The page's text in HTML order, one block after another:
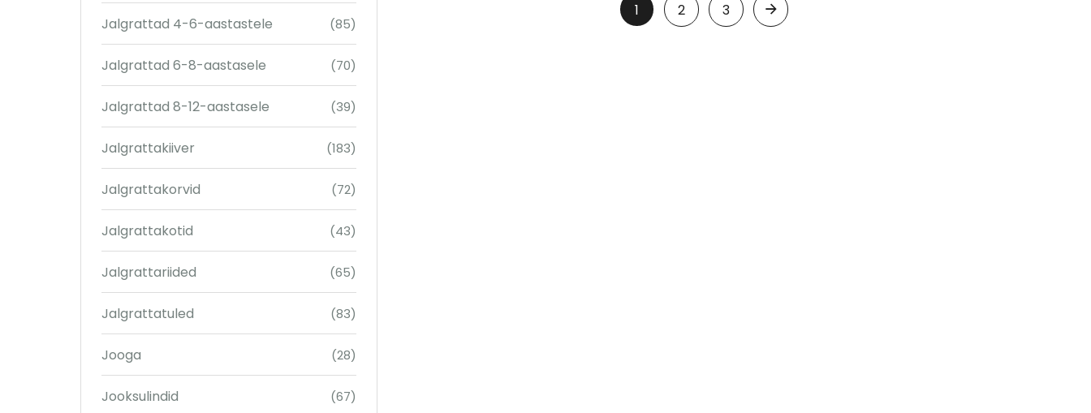
Jalgrattad 4-6-aastastele (85)
Jalgrattad 6-8-aastasele (70)
Jalgrattad 8-12-aastasele (39)
Jalgrattakiiver (183)
Jalgrattakorvid (72)
Jalgrattakotid (43)
Jalgrattariided (65)
Jalgrattatuled (83)
Jooga (28)
Jooksulindid (67)
1 2 3